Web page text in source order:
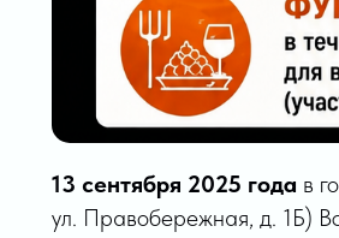
13 сентября 2025 года в
ул. Правобережная, д. 1Б)